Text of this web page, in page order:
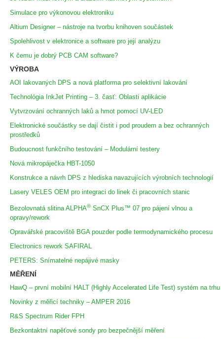
Simulace pro výkonovou elektroniku
Altium Designer – nástroje na tvorbu knihoven součástek
Spolehlivost v elektronice a software pro její analýzu
K čemu je dobrý PCB CAM software?
VÝROBA
AOI lakovaných DPS a nová platforma pro selektivní lakování
Technológia InkJet Printing – 3. časť: Oblasti aplikácie
Vytvrzování ochranných laků a hmot pomocí UV-LED
Elektronické součástky se dají čistit i pod proudem a bez ochranných
prostředků
Budoucnost funkčního testování – Modulární testery
Nová mikropáječka HBT-1050
Konstrukce a návrh DPS z hlediska navazujících výrobních technologií
Lasery VELES OEM pro integraci do linek či pracovních stanic
Bezolovnatá slitina ALPHA® SnCX Plus™ 07 pro pájení vlnou a
opravy/rework
Opravářské pracoviště BGA pouzder podle termodynamického procesu
Electronics rework SAFIRAL
PETERS: Snímatelné nepájivé masky
MĚŘENÍ
HawQ – první mobilní HALT (Highly Accelerated Life Test) systém na trhu
Novinky z měřicí techniky – AMPER 2016
R&S Spectrum Rider FPH
Bezkontaktní napěťové sondy pro bezpečnější měření